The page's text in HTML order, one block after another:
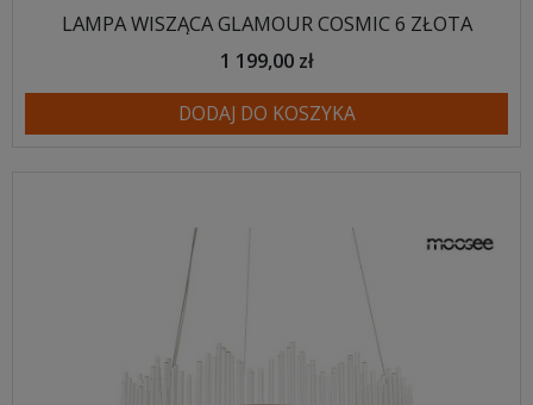
LAMPA WISZĄCA GLAMOUR COSMIC 6 ZŁOTA
1 199,00 zł
DODAJ DO KOSZYKA